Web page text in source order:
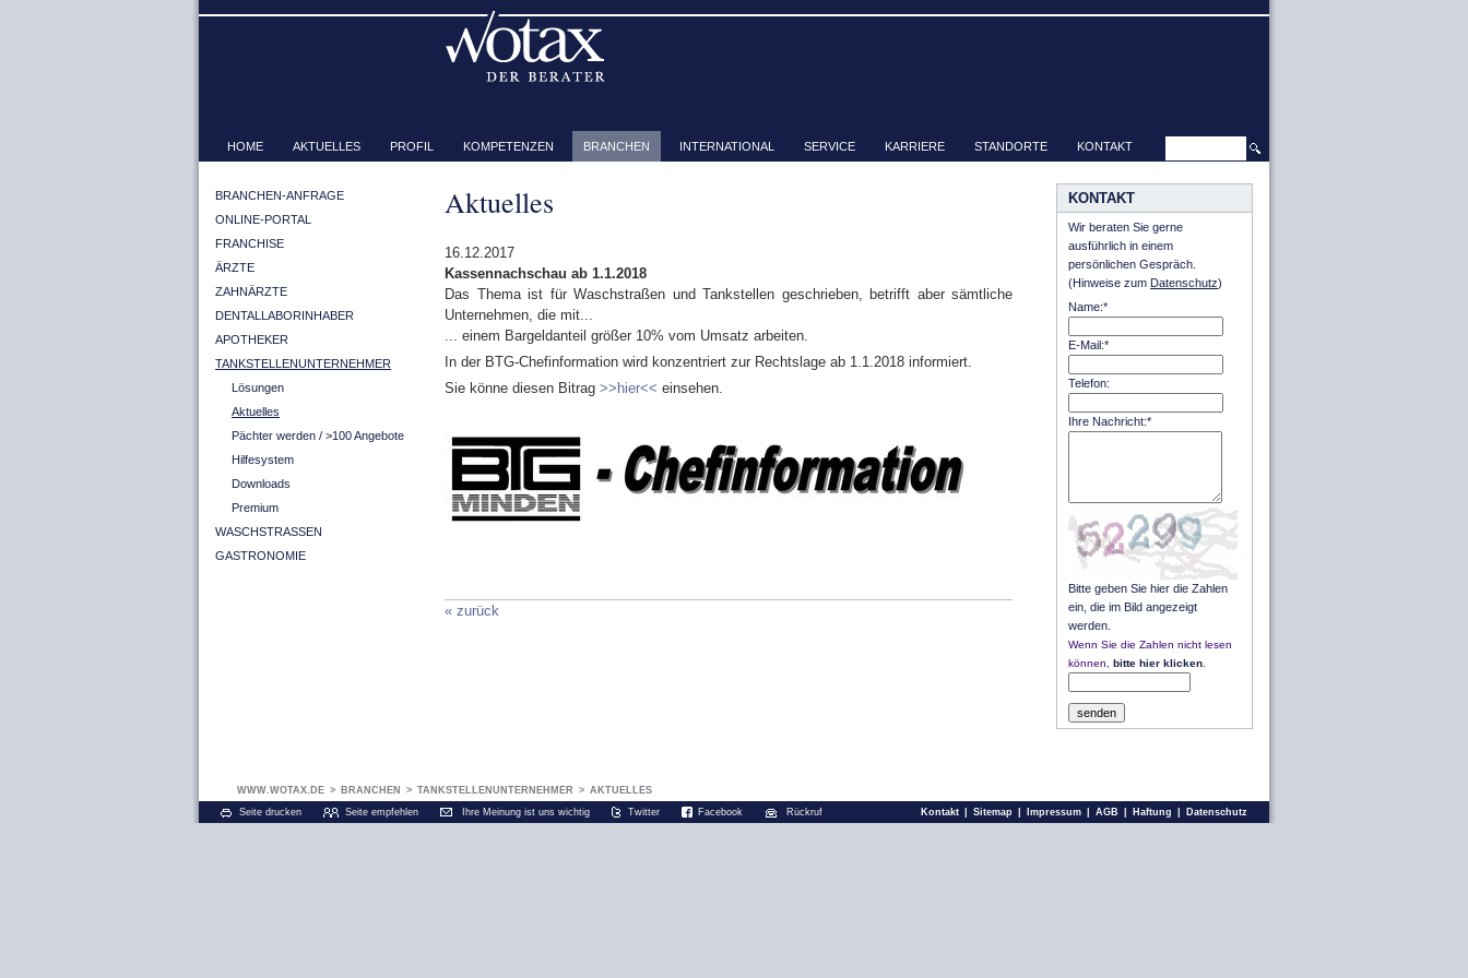
HOME AKTUELLES PROFIL KOMPETENZEN BRANCHEN INTERNATIONAL SERVICE KARRIERE STANDORTE KONTAKT
KONTAKT
Wir beraten Sie gerne
ausführlich in einem
persönlichen Gespräch.
(Hinweise zum Datenschutz)
Name:*
E-Mail:*
Telefon:
Ihre Nachricht:*
Bitte geben Sie hier die Zahlen
ein, die im Bild angezeigt
werden.
Wenn Sie die Zahlen nicht lesen
können, bitte hier klicken
BRANCHEN-ANFRAGE
ONLINE-PORTAL
FRANCHISE
ÄRZTE
ZAHNÄRZTE
DENTALLABORINHABER
APOTHEKER
TANKSTELLENUNTERNEHMER
Lösungen
Aktuelles
Pächter werden / >100 Angebote
Hilfesystem
Downloads
Premium
WASCHSTRASSEN
GASTRONOMIE
Aktuelles
16.12.2017
Kassennachschau ab 1.1.2018
Das Thema ist für Waschstraßen und Tankstellen geschrieben, betrifft aber sämtliche
Unternehmen, die mit...
... einem Bargeldanteil größer 10% vom Umsatz arbeiten.
In der BTG-Chefinformation wird konzentriert zur Rechtslage ab 1.1.2018 informiert.
Sie könne diesen Bitrag >>hier<< einsehen.
« zurück
WWW.WOTAX.DE > BRANCHEN > TANKSTELLENUNTERNEHMER > AKTUELLES
Seite drucken
Seite empfehlen Ihre Meinung ist uns wichtig Twitter Facebook Rückruf Kontakt Sitemap Impressum AGB Haftung Datenschutz